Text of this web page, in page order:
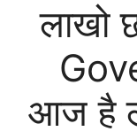
लाखो
आज है